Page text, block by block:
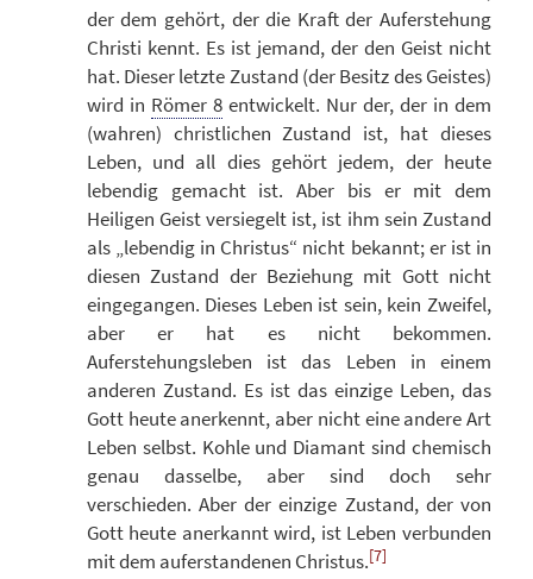
der dem gehört, der die Kraft der Auferstehung
Christi kennt. Es ist jemand, der den Geist nicht
hat. Dieser letzte Zustand (der Besitz des Geistes)
wird in Römer 8entwickelt. Nur der, der in dem
(wahren) christlichen Zustand ist, hat dieses
Leben, und all dies gehört jedem, der heute
lebendig gemacht ist. Aber bis er mit dem
Heiligen Geist versiegelt ist, ist ihm sein Zustand
als „lebendig in Christus“ nicht bekannt; er ist in
diesen Zustand der Beziehung mit Gott nicht
eingegangen. Dieses Leben ist sein, kein Zweifel,
aber er hat es nicht bekommen.
Auferstehungsleben ist das Leben in einem
anderen Zustand. Es ist das einzige Leben, das
Gott heute anerkennt, aber nicht eine andere Art
Leben selbst. Kohle und Diamant sind chemisch
genau dasselbe, aber sind doch sehr
verschieden. Aber der einzige Zustand, der von
Gott heute anerkannt wird, ist Leben verbunden
mit dem auferstandenen Christus.[7]